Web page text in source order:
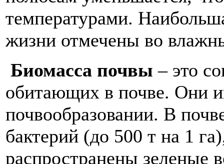
температурами.
жизни отмечены во
Биомасса почвы – это
обитающих в почве. Они
почвообразовании. В
бактерий (до 500 т на 1
распространены зеленые